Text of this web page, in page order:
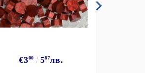
€300 587лв.